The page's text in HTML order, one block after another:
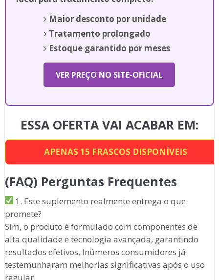
Maior desconto por unidade
Tratamento prolongado
Estoque garantido por meses
VER PREÇO NO SITE-OFICIAL
ESSA OFERTA VAI ACABAR EM:
APENAS15 FRASCOS DISPONÍVEIS
(FAQ) Perguntas Frequentes
1. Este suplemento realmente entrega o que
promete?
Sim, o produto é formulado com componentes de
alta qualidade e tecnologia avançada, garantindo
resultados efetivos. Inúmeros consumidores já
testemunharam melhorias significativas após o uso
regular.